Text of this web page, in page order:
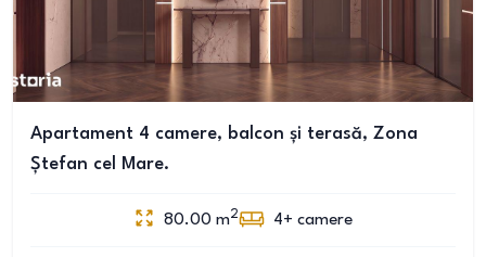
Apartament 4 camere, balcon și terasă, Zona
Ștefan cel Mare.
80.00 m2 4+ camere